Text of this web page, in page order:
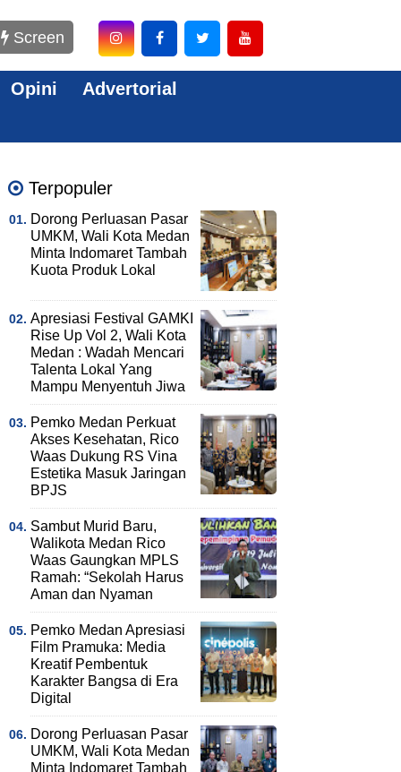
Screen
Opini Advertorial
Terpopuler
Dorong Perluasan Pasar
UMKM, Wali Kota Medan
Minta Indomaret Tambah
Kuota Produk Lokal
Apresiasi Festival GAMKI
Rise Up Vol 2, Wali Kota
Medan : Wadah Mencari
Talenta Lokal Yang
Mampu Menyentuh Jiwa
Pemko Medan Perkuat
Akses Kesehatan, Rico
Waas Dukung RS Vina
Estetika Masuk Jaringan
BPJS
Sambut Murid Baru,
Walikota Medan Rico
Waas Gaungkan MPLS
Ramah: “Sekolah Harus
Aman dan Nyaman
Pemko Medan Apresiasi
Film Pramuka: Media
Kreatif Pembentuk
Karakter Bangsa di Era
Digital
Dorong Perluasan Pasar
UMKM, Wali Kota Medan
Minta Indomaret Tambah